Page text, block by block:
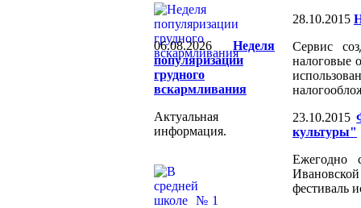
06.08.2026
Неделя
популяризации
грудного
вскармливания
Актуальная
информация.
28.10.2015
Сервис
налоговые
23.10.2015
культуры"
Ежегодно
фестиваль